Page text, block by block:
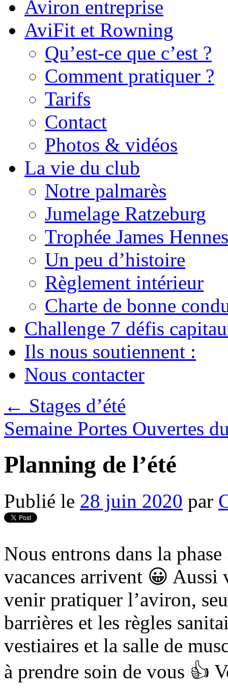
Aviron entreprise
AviFit et Rowning
Qu’est-ce que c’est ?
Comment pratiquer ?
Tarifs
Contact
Photos & vidéos
La vie du club
Notre palmarès
Jumelage Ratzeburg
Trophée James
Un peu d’histoire
Règlement intérieur
Charte de bonne
Challenge 7 défis
Ils nous soutiennent :
Nous contacter
← Stages d’été
Semaine Portes Ouvertes
Planning de l’été
Publié le 28 juin 2020 par
Nous entrons dans la
vacances arrivent 😀
venir pratiquer l’aviron,
barrières et les règles
vestiaires et la salle de
à prendre soin de vous 👍